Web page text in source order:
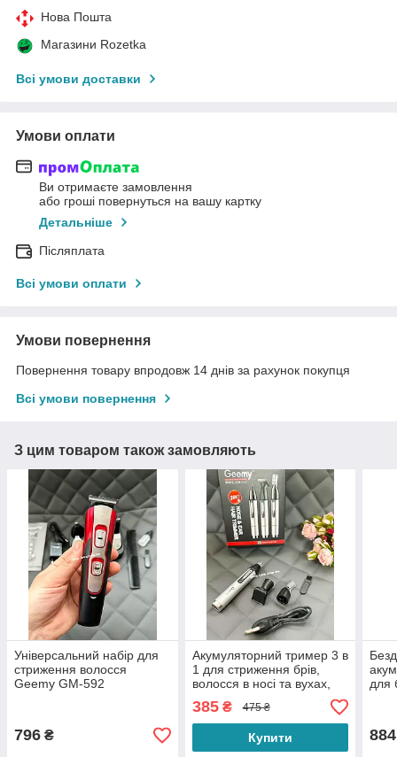
Нова Пошта
Магазини Rozetka
Всі умови доставки
Умови оплати
Ви отримаєте замовлення
або гроші повернуться на вашу картку
Детальніше
Післяплата
Всі умови оплати
Умови повернення
Повернення товару впродовж 14 днів за рахунок покупця
Всі умови повернення
З цим товаром також замовляють
Універсальний набір для
стриження волосся
Geemy GM-592
796 ₴
Акумуляторний тример 3 в
1 для стриження брів,
волосся в носі та вухах,
GM-3107
385₴ 475 ₴
Купити
для
884